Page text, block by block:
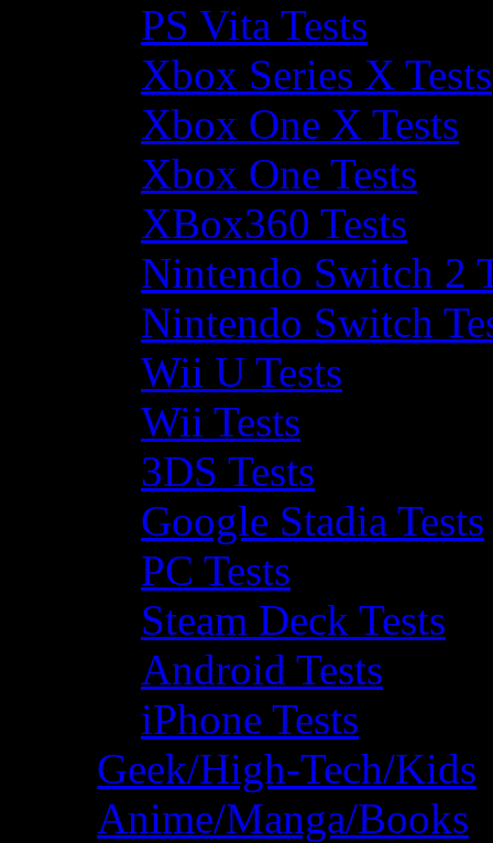
PS Vita Tests
Xbox Series X Tests
Xbox One X Tests
Xbox One Tests
XBox360 Tests
Nintendo Switch 2
Nintendo Switch
Wii U Tests
Wii Tests
3DS Tests
Google Stadia Tests
PC Tests
Steam Deck Tests
Android Tests
iPhone Tests
Geek/High-Tech/Kids
Anime/Manga/Books